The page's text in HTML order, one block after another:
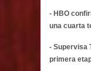
- HBO
una cuarta
- Supervisa
primera